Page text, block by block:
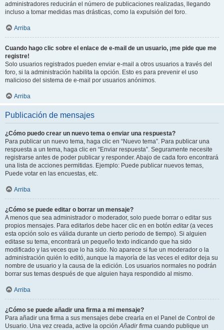
administradores reducirán el número de publicaciones realizadas, llegando
incluso a tomar medidas mas drásticas, como la expulsión del foro.
Arriba
Cuando hago clic sobre el enlace de e-mail de un usuario, ¡me pide que me
registre!
Solo usuarios registrados pueden enviar e-mail a otros usuarios a través del
foro, si la administración habilita la opción. Esto es para prevenir el uso
malicioso del sistema de e-mail por usuarios anónimos.
Arriba
Publicación de mensajes
¿Cómo puedo crear un nuevo tema o enviar una respuesta?
Para publicar un nuevo tema, haga clic en “Nuevo tema”. Para publicar una
respuesta a un tema, haga clic en “Enviar respuesta”. Seguramente necesite
registrarse antes de poder publicar y responder. Abajo de cada foro encontrará
una lista de acciones permitidas. Ejemplo: Puede publicar nuevos temas,
Puede votar en las encuestas, etc.
Arriba
¿Cómo se puede editar o borrar un mensaje?
A menos que sea administrador o moderador, solo puede borrar o editar sus
propios mensajes. Para editarlos debe hacer clic en en botón editar(a veces
esta opción solo es válida durante un cierto periodo de tiempo). Si alguien
editase su tema, encontrará un pequeño texto indicando que ha sido
modificado y las veces que lo ha sido. No aparece si fue un moderador o la
administración quién lo editó, aunque la mayoría de las veces el editor deja su
nombre de usuario y la causa de la edición. Los usuarios normales no podrán
borrar sus temas después de que alguien haya respondido al mismo.
Arriba
¿Cómo se puede añadir una firma a mi mensaje?
Para añadir una firma a sus mensajes debe crearla en el Panel de Control de
Usuario. Una vez creada, active la opciónAñadir firma cuando publique un